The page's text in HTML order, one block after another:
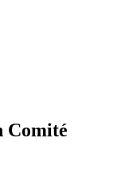
Comité